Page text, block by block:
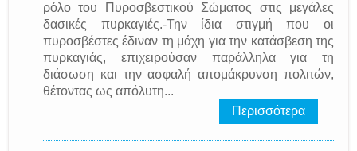
ρόλο του Πυροσβεστικού Σώματος στις μεγάλες
δασικές πυρκαγιές.-Την ίδια στιγμή που οι
πυροσβέστες έδιναν τη μάχη για την κατάσβεση της
πυρκαγιάς, επιχειρούσαν παράλληλα για τη
διάσωση και την ασφαλή απομάκρυνση πολιτών,
θέτοντας ως απόλυτη...
Περισσότερα